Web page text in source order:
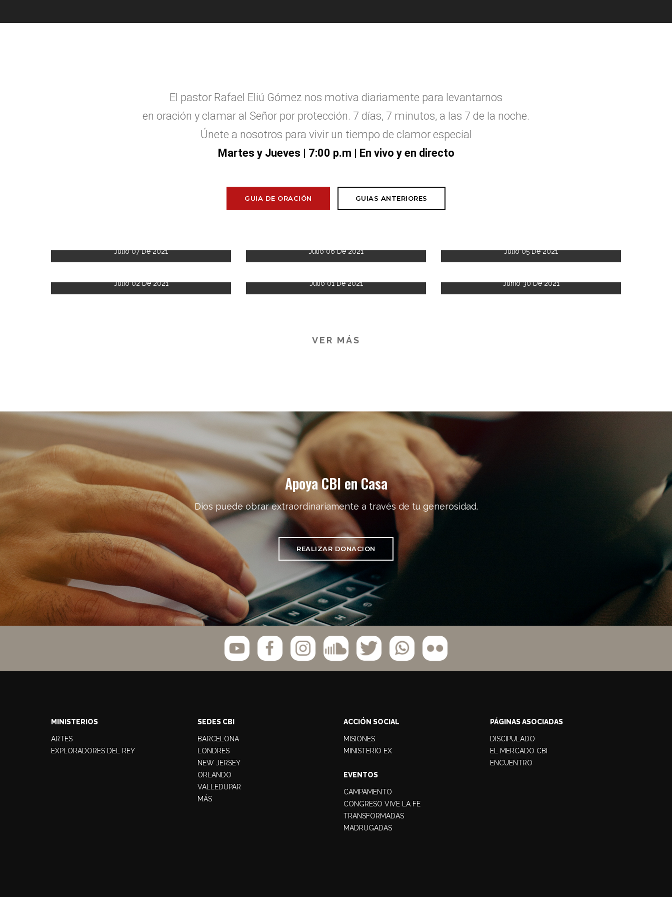
El pastor Rafael Eliú Gómez nos motiva diariamente para levantarnos
en oración y clamar al Señor por protección. 7 días, 7 minutos, a las 7 de la noche.
Únete a nosotros para vivir un tiempo de clamor especial
Martes y Jueves | 7:00 p.m | En vivo y en directo
GUIA DE ORACIÓN GUIAS ANTERIORES
Julio 07 De 2021 Julio 06 De 2021 Julio 05 De 2021
Julio 02 De 2021 Julio 01 De 2021 Junio 30 De 2021
VER MÁS
Apoya CBI en Casa
Dios puede obrar extraordinariamente a través de tu generosidad.
REALIZAR DONACION
MINISTERIOS
ARTES
EXPLORADORES DEL REY
SEDES CBI
BARCELONA
LONDRES
NEW JERSEY
ORLANDO
VALLEDUPAR
MÁS
ACCIÓN SOCIAL
MISIONES
MINISTERIO EX
EVENTOS
CAMPAMENTO
CONGRESO VIVE LA FE
TRANSFORMADAS
MADRUGADAS
PÁGINAS ASOCIADAS
DISCIPULADO
EL MERCADO CBI
ENCUENTRO